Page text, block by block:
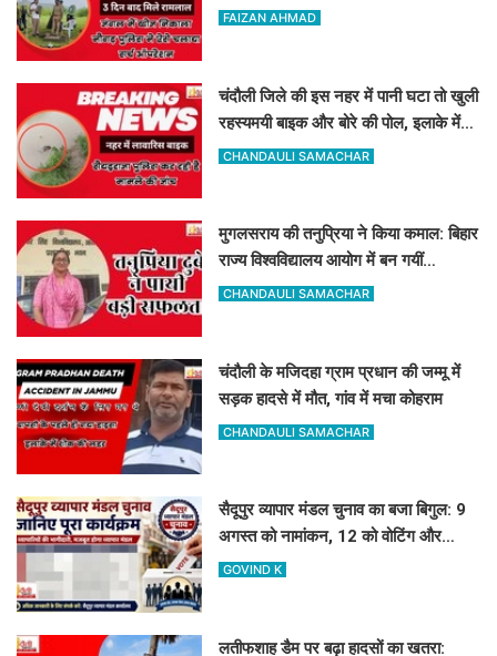
निकाला
FAIZAN AHMAD
चंदौली जिले की इस नहर में पानी घटा तो खुली
रहस्यमयी बाइक और बोरे की पोल, इलाके में
मचा हड़कंप
CHANDAULI SAMACHAR
मुगलसराय की तनुप्रिया ने किया कमाल: बिहार
राज्य विश्वविद्यालय आयोग में बन गयीं
असिस्टेंट प्रोफेसर
CHANDAULI SAMACHAR
चंदौली के मजिदहा ग्राम प्रधान की जम्मू में
सड़क हादसे में मौत, गांव में मचा कोहराम
CHANDAULI SAMACHAR
सैदूपुर व्यापार मंडल चुनाव का बजा बिगुल: 9
अगस्त को नामांकन, 12 को वोटिंग और
नतीजे
GOVIND K
लतीफशाह डैम पर बढ़ा हादसों का खतरा: